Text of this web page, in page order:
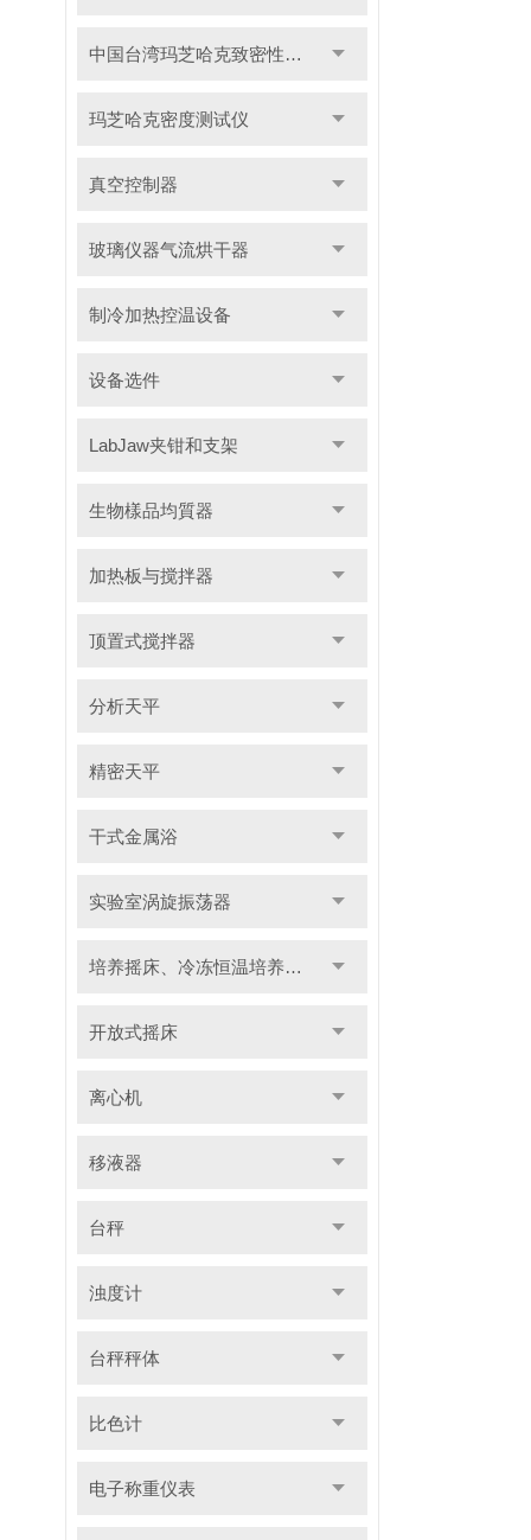
中国台湾玛芝哈克致密性材料密度测试仪
玛芝哈克密度测试仪
真空控制器
玻璃仪器气流烘干器
制冷加热控温设备
设备选件
LabJaw夹钳和支架
生物樣品均質器
加热板与搅拌器
顶置式搅拌器
分析天平
精密天平
干式金属浴
实验室涡旋振荡器
培养摇床、冷冻恒温培养摇床
开放式摇床
离心机
移液器
台秤
浊度计
台秤秤体
比色计
电子称重仪表